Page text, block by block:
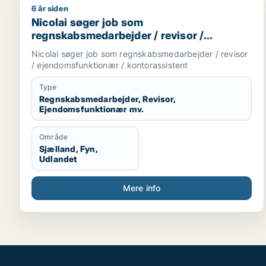
Nicolai søger job som regnskabsmedarbejder /
6 år siden
Nicolai søger job som
regnskabsmedarbejder / revisor /
ejendomsfunktionær / kontorassistent
Nicolai søger job som regnskabsmedarbejder / revisor
/ ejendomsfunktionær / kontorassistent
Type
Regnskabsmedarbejder, Revisor,
Ejendomsfunktionær mv.
Område
Sjælland, Fyn,
Udlandet
Mere info